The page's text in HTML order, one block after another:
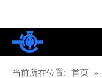
当前所在位置: 首页 »